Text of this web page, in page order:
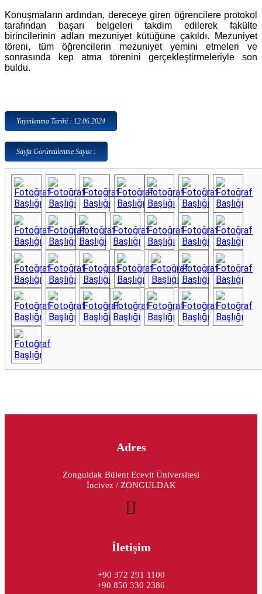
Konuşmaların ardından, dereceye giren öğrencilere protokol
tarafından başarı belgeleri takdim edilerek fakülte
birincilerinin adları mezuniyet kütüğüne çakıldı. Mezuniyet
töreni, tüm öğrencilerin mezuniyet yemini etmeleri ve
sonrasında kep atma törenini gerçekleştirmeleriyle son
buldu.
Yayınlanma Tarihi : 12.06.2024
Sayfa Görüntülenme Sayısı :
Adres
Zonguldak Bülent Ecevit Üniversitesi
İncivez / ZONGULDAK
İletişim
+90 372 291 1100
+90 850 330 2386